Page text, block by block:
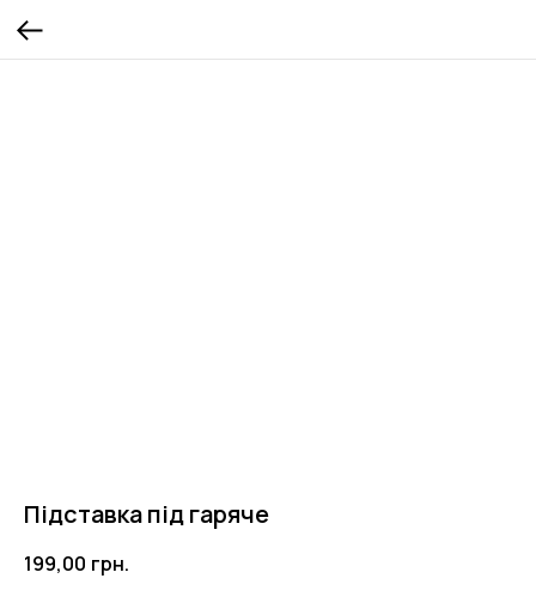
Підставка під гаряче
199,00 грн.